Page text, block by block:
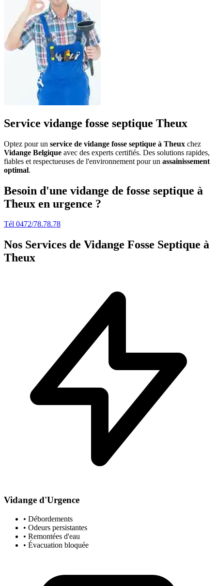
Service vidange fosse septique Theux
Optez pour un service de vidange fosse septique à Theux chez
Vidange Belgique avec des experts certifiés. Des solutions rapides,
fiables et respectueuses de l'environnement pour un assainissement
optimal.
Besoin d'une vidange de fosse septique à
Theux en urgence ?
Tél 0472/78.78.78
Nos Services de Vidange Fosse Septique à
Theux
Vidange d'Urgence
• Débordements
• Odeurs persistantes
• Remontées d'eau
• Évacuation bloquée